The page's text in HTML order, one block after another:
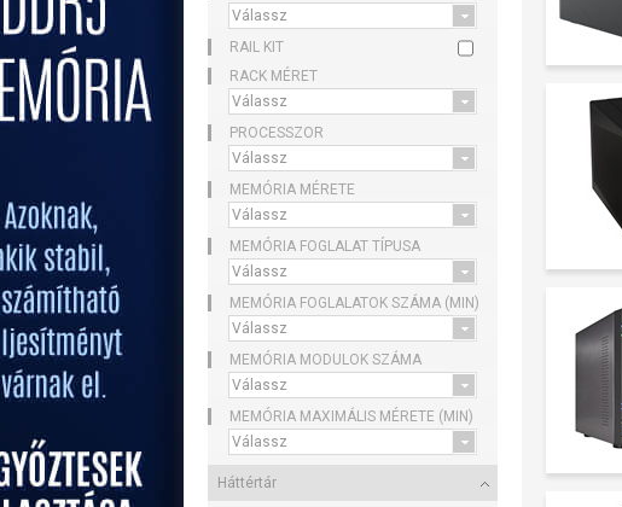
RAIL KIT
RACK MÉRET
PROCESSZOR
MEMÓRIA MÉRETE
MEMÓRIA FOGLALAT TÍPUSA
MEMÓRIA FOGLALATOK SZÁMA (MIN)
MEMÓRIA MODULOK SZÁMA
MEMÓRIA MAXIMÁLIS MÉRETE (MIN)
Háttértár